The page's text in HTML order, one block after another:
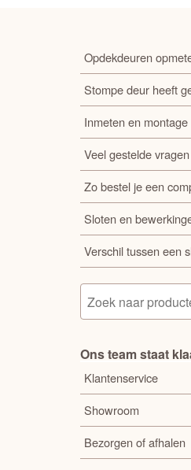
Opdekdeuren
Stompe deur heeft
Inmeten en montage
Veel gestelde vragen
Zo bestel je een
Sloten en
Verschil tussen een
Ons team staat
Klantenservice
Showroom
Bezorgen of afhalen